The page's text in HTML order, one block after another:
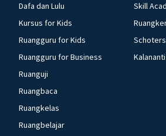
Dafa dan Lulu
Kursus for Kids
Ruangguru for Kids
Ruangguru for Business
Ruanguji
Ruangbaca
Ruangkelas
Ruangbelajar
Skill
Schoters
Kalananti